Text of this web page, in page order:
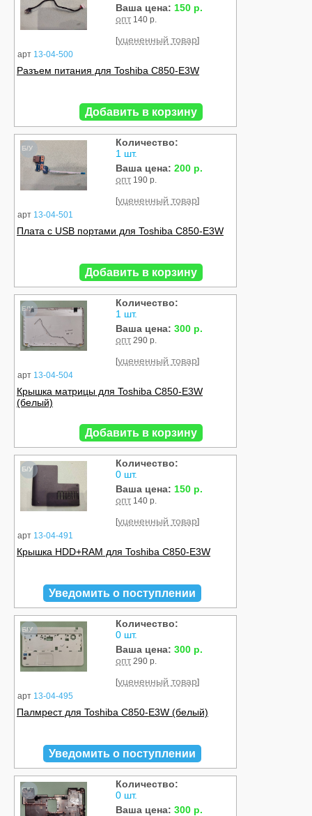
арт 13-04-500
Ваша цена: 150 р.
опт 140 р.
[уцененный товар]
Разъем питания для Toshiba C850-E3W
Добавить в корзину
Б/У
арт 13-04-501
Количество:
1 шт.
Ваша цена: 200 р.
опт 190 р.
[уцененный товар]
Плата с USB портами для Toshiba C850-E3W
Добавить в корзину
Б/У
арт 13-04-504
Количество:
1 шт.
Ваша цена: 300 р.
опт 290 р.
[уцененный товар]
Крышка матрицы для Toshiba C850-E3W
(белый)
Добавить в корзину
Б/У
арт 13-04-491
Количество:
0 шт.
Ваша цена: 150 р.
опт 140 р.
[уцененный товар]
Крышка HDD+RAM для Toshiba C850-E3W
Уведомить о поступлении
Б/У
арт 13-04-495
Количество:
0 шт.
Ваша цена: 300 р.
опт 290 р.
[уцененный товар]
Палмрест для Toshiba C850-E3W (белый)
Уведомить о поступлении
Б/У
Количество:
0 шт.
Ваша цена: 300 р.